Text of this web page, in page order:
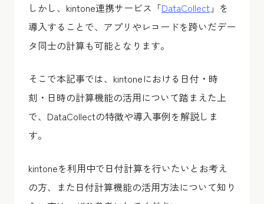
しかし、kintone連携サービス「DataCollect 」を
導入することで、アプリやレコードを跨いだデー
タ同士の計算も可能となります。
そこで本記事では、kintoneにおける日付・時
刻・日時の計算機能の活用について踏まえた上
で、 DataCollectの特徴や導入事例を解説しま
す。
kintoneを利用中で日付計算を行いたいとお考え
の方、また日付計算機能の活用方法について知り